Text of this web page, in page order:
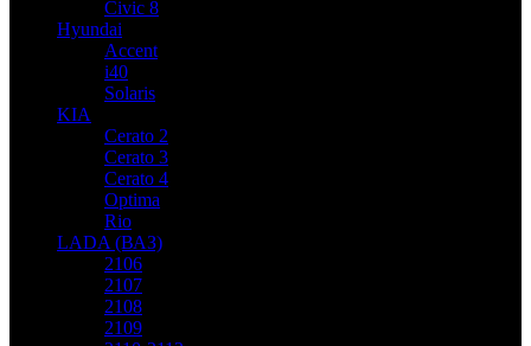
Civic 8
Hyundai
Accent
i40
Solaris
KIA
Cerato 2
Cerato 3
Cerato 4
Optima
Rio
LADA (ВАЗ)
2106
2107
2108
2109